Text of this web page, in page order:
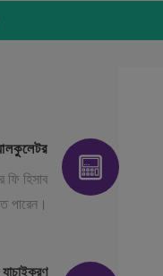
ফি হিসাব
পারেন।
যাচাইকরণ